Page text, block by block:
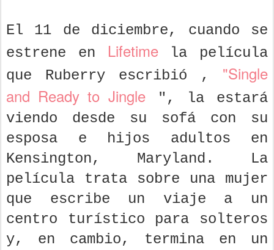
El 11 de diciembre, cuando se
estrene en Lifetimela película
que Ruberry escribió , "Single
and Ready to Jingle", la estará
viendo desde su sofá con su
esposa e hijos adultos en
Kensington, Maryland. La
película trata sobre una mujer
que escribe un viaje a un
centro turístico para solteros
y, en cambio, termina en un